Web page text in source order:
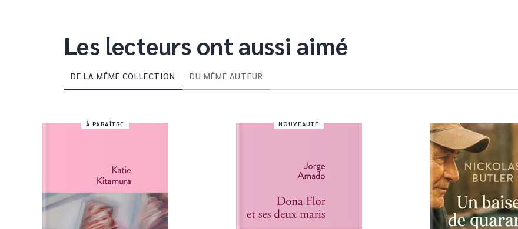
Les lecteurs ont aussi aimé
DE LA MÊME COLLECTION DU MÊME AUTEUR
À PARAÎTRE NOUVEAUTÉ